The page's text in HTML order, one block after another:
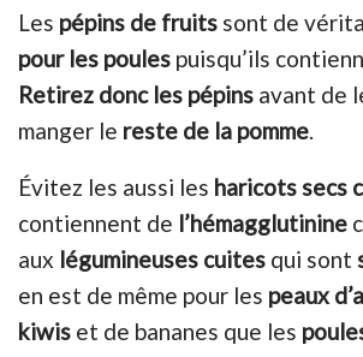
Les pépins de fruits sont de
pour les poules puisqu’ils
Retirez donc les pépins avant de
manger le reste de la pomme.
Évitez les aussi les haricots secs
contiennent de l’hémagglutinine
aux légumineuses cuites qui sont
en est de même pour les peaux
kiwis et de bananes que les